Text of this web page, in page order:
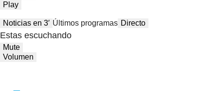
Play
Noticias en 3′ Últimos programas Directo
Estas escuchando
Mute
Volumen